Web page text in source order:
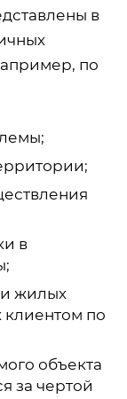
в
по
в
и жилых
клиентом по
объекта
за чертой